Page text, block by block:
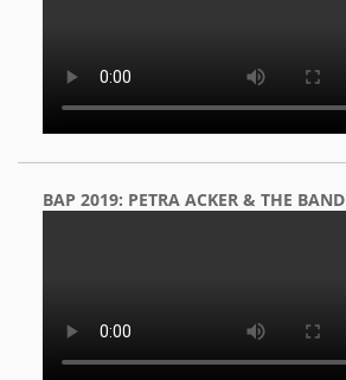
BAP 2019: PETRA ACKER & THE BAND